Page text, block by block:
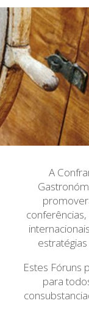
A
Estes Fóruns
para